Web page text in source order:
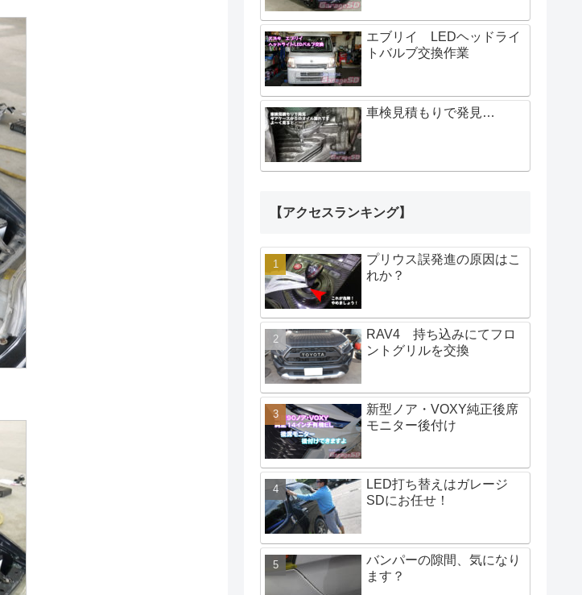
エブリイ LEDヘッドライ
トバルブ交換作業
車検見積もりで発見…
【アクセスランキング】
プリウス誤発進の原因はこ
れか？
RAV4 持ち込みにてフロ
ントグリルを交換
新型ノア・VOXY純正後席
モニター後付け
LED打ち替えはガレージ
SDにお任せ！
バンパーの隙間、気になり
ます？